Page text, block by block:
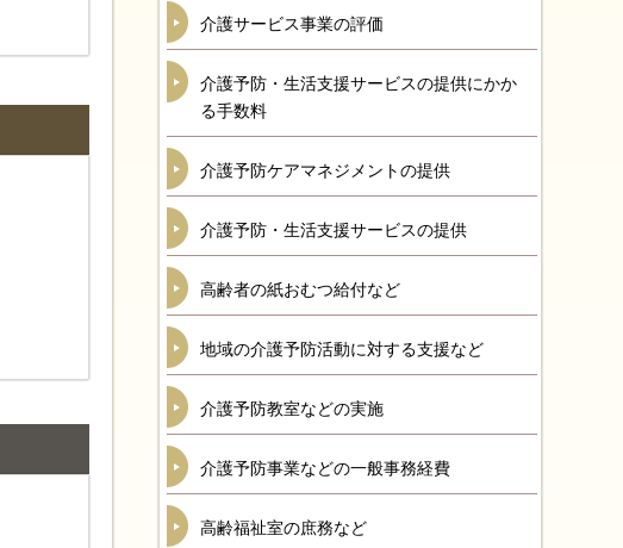
介護サービス事業の評価
介護予防・生活支援サービスの提供にかか
る手数料
介護予防ケアマネジメントの提供
介護予防・生活支援サービスの提供
高齢者の紙おむつ給付など
地域の介護予防活動に対する支援など
介護予防教室などの実施
介護予防事業などの一般事務経費
高齢福祉室の庶務など